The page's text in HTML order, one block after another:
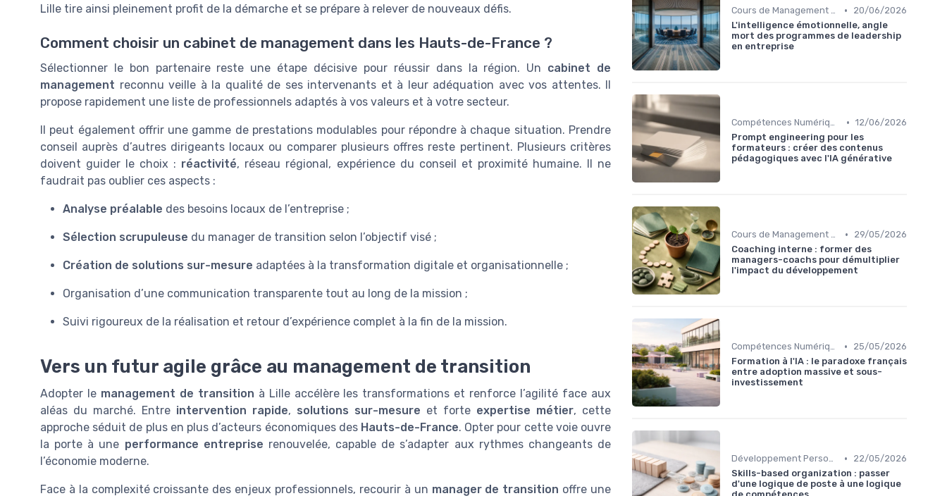
Lille tire ainsi pleinement profit de la démarche et se prépare à relever de nouveaux défis.
Comment choisir un cabinet de management dans les Hauts-de-France ?
Sélectionner le bon partenaire reste une étape décisive pour réussir dans la région. Un cabinet de
management reconnu veille à la qualité de ses intervenants et à leur adéquation avec vos attentes. Il
propose rapidement une liste de professionnels adaptés à vos valeurs et à votre secteur.
Il peut également offrir une gamme de prestations modulables pour répondre à chaque situation. Prendre
conseil auprès d’autres dirigeants locaux ou comparer plusieurs offres reste pertinent. Plusieurs critères
doivent guider le choix : réactivité, réseau régional, expérience du conseil et proximité humaine. Il ne
faudrait pas oublier ces aspects :
Analyse préalable des besoins locaux de l’entreprise ;
Sélection scrupuleuse du manager de transition selon l’objectif visé ;
Création de solutions sur-mesure adaptées à la transformation digitale et organisationnelle ;
Organisation d’une communication transparente tout au long de la mission ;
Suivi rigoureux de la réalisation et retour d’expérience complet à la fin de la mission.
Vers un futur agile grâce au management de transition
Adopter le management de transition à Lille accélère les transformations et renforce l’agilité face aux
aléas du marché. Entre intervention rapide, solutions sur-mesure et forte expertise métier, cette
approche séduit de plus en plus d’acteurs économiques des Hauts-de-France. Opter pour cette voie ouvre
la porte à une performance entreprise renouvelée, capable de s’adapter aux rythmes changeants de
l’économie moderne.
Face à la complexité croissante des enjeux professionnels, recourir à un manager de transition offre une
Cours de Management et Leadership •
20/06/2026
L'intelligence émotionnelle, angle
mort des programmes de leadership
en entreprise
Compétences Numériques et Informatiques • 12/06/2026
Prompt engineering pour les
formateurs : créer des contenus
pédagogiques avec l'IA générative
Cours de Management et Leadership •
29/05/2026
Coaching interne : former des
managers-coachs pour démultiplier
l'impact du développement
Compétences Numériques et Informatiques •
25/05/2026
Formation à l'IA : le paradoxe français
entre adoption massive et sous-
investissement
Développement Personnel et Soft Skills •
22/05/2026
Skills-based organization : passer
d'une logique de poste à une logique